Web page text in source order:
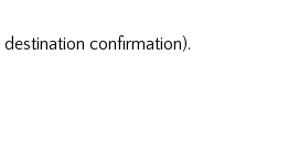
confirmation).